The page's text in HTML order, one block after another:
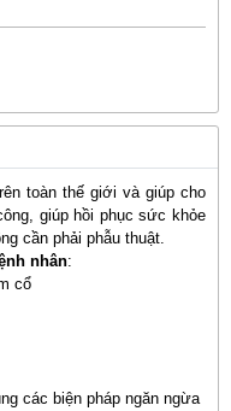
toàn thế giới và giúp cho
giúp hồi phục sức khỏe
cần phải phẫu thuật.
nhân:
cổ
các biện pháp ngăn ngừa